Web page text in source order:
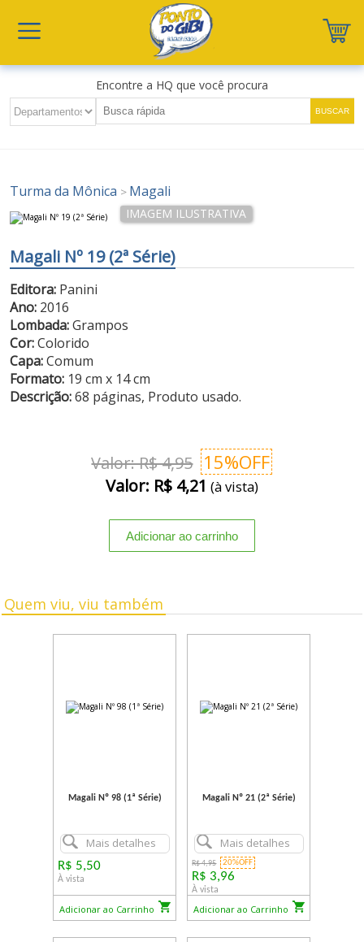
Encontre a HQ que você procura
Turma da Mônica > Magali
Magali Nº 19 (2ª Série)
Editora: Panini
Ano: 2016
Lombada:Grampos
Cor:Colorido
Capa:Comum
Formato: 19 cm x 14 cm
Descrição:68 páginas, Produto usado.
Valor: R$ 4,95 15%OFF
Valor: R$ 4,21 (à vista)
Quem viu, viu também
Magali Nº 98 (1ª Série)
Mais detalhes
R$ 5,50
À vista
Adicionar ao Carrinho
Magali Nº 21 (2ª Série)
Mais detalhes
R$ 4,95 20%OFF
R$ 3,96
À vista
Adicionar ao Carrinho